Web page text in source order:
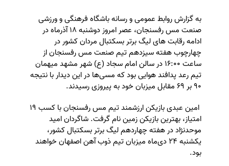
به گزارش روابط عمومی و رسانه باشگاه فرهنگی و ورزشی
صنعت مس رفسنجان، عصر امروز دوشنبه ۱۸ آذرماه در
ادامه رقابت های لیگ برتر بسکتبال مردان کشور در
چهارچوب هفته سیزدهم تیم‌ صنعت مس رفسنجان از
ساعت ۱۶:۰۰ در سالن امام سجاد (ع) شهر مشهد میهمان
تیم رعد پدافند هوایی بود که مسی‌ها در این دیدار با نتیجه
۹۰ بر ۶۹ مقابل میزبان خود به پیروزی رسیدند.
امین عبدی بازیکن ارزشمند تیم مس رفسنجان با کسب ۱۹
امتیاز، بهترین بازیکن زمین نام گرفت. شاگردان امید
موحدنژاد در هفته چهاردهم لیگ برتر بسکتبال کشور،
یکشنبه ۲۴ دی‌ماه میزبان تیم ذوب آهن اصفهان خواهند
بود.